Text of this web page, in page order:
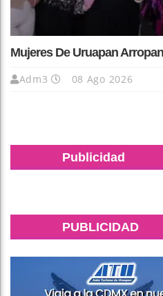
Mujeres De Uruapan
Adm3 08 Ago 2026
Publicidad
PUBLICIDAD